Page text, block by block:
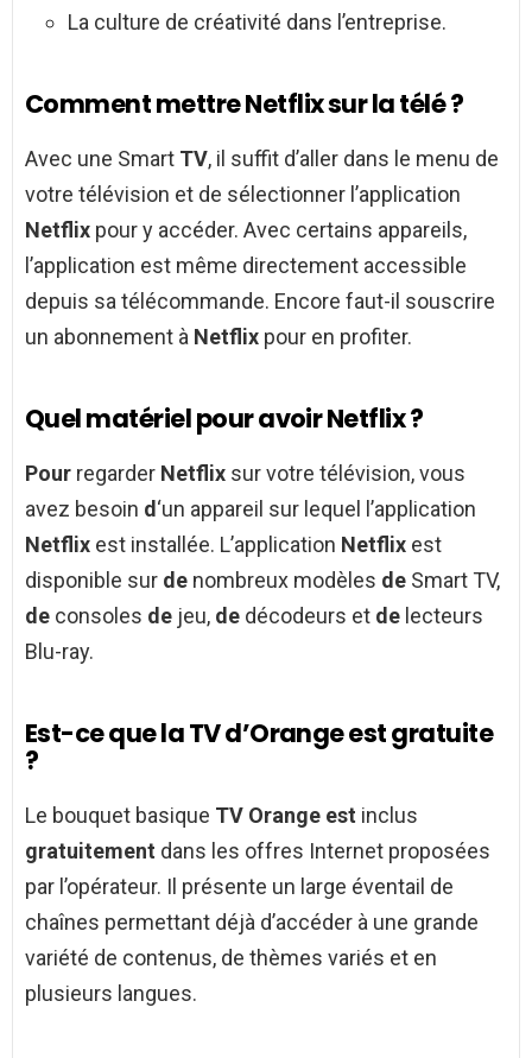
La culture de créativité dans l’entreprise.
Comment mettre Netflix sur la télé ?
Avec une Smart TV, il suffit d’aller dans le menu de
votre télévision et de sélectionner l’application
Netflix pour y accéder. Avec certains appareils,
l’application est même directement accessible
depuis sa télécommande. Encore faut-il souscrire
un abonnement à Netflix pour en profiter.
Quel matériel pour avoir Netflix ?
Pour regarder Netflix sur votre télévision, vous
avez besoin d‘un appareil sur lequel l’application
Netflix est installée. L’application Netflix est
disponible sur de nombreux modèles de Smart TV,
de consoles de jeu, de décodeurs et de lecteurs
Blu-ray.
Est-ce que la TV d’Orange est gratuite
?
Le bouquet basique TV Orange est inclus
gratuitement dans les offres Internet proposées
par l’opérateur. Il présente un large éventail de
chaînes permettant déjà d’accéder à une grande
variété de contenus, de thèmes variés et en
plusieurs langues.